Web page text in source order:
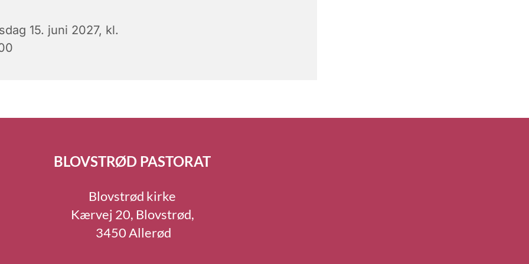
15. juni 2027, kl.
BLOVSTRØD PASTORAT
Blovstrød kirke
Kærvej 20, Blovstrød,
3450 Allerød